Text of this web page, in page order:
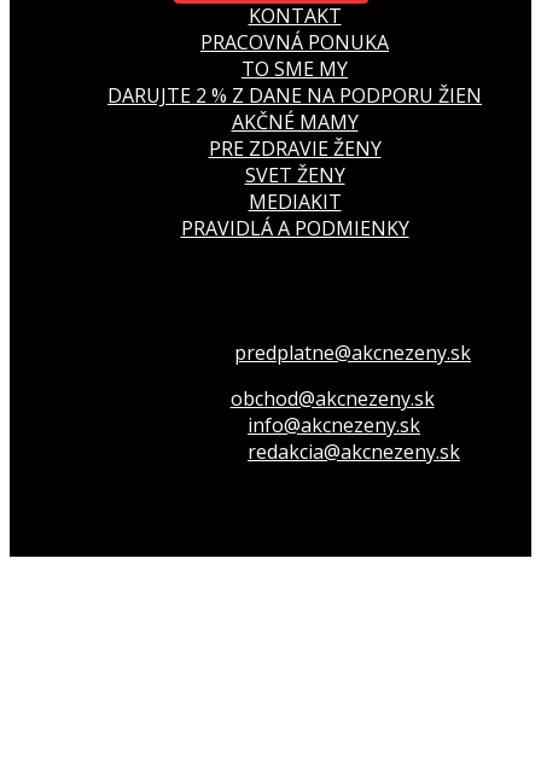
KONTAKT
PRACOVNÁ PONUKA
TO SME MY
DARUJTE 2 % Z DANE NA PODPORU ŽIEN
AKČNÉ MAMY
PRE ZDRAVIE ŽENY
SVET ŽENY
MEDIAKIT
PRAVIDLÁ A PODMIENKY
predplatne@akcnezeny.sk
obchod@akcnezeny.sk
info@akcnezeny.sk
redakcia@akcnezeny.sk